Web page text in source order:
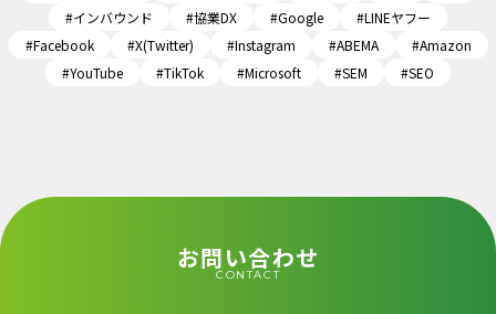
#インバウンド
#協業DX #Google
#LINEヤフー
#Facebook
#X(Twitter) #Instagram #ABEMA
#Amazon
#YouTube
#TikTok #Microsoft #SEM #SEO
お問い合わせ
CONTACT